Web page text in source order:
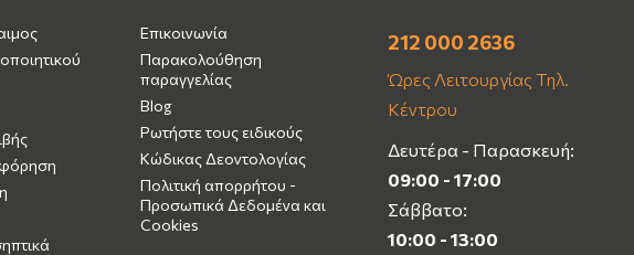
Επικοινωνία
Παρακολούθηση
παραγγελίας
Blog
Ρωτήστε τους ειδικούς
Κώδικας Δεοντολογίας
Πολιτική απορρήτου -
Προσωπικά Δεδομένα και
Cookies
212 000 2636
Ώρες Λειτουργίας Τηλ.
Κέντρου
Δευτέρα - Παρασκευή:
09:00 - 17:00
Σάββατο:
10:00 - 13:00